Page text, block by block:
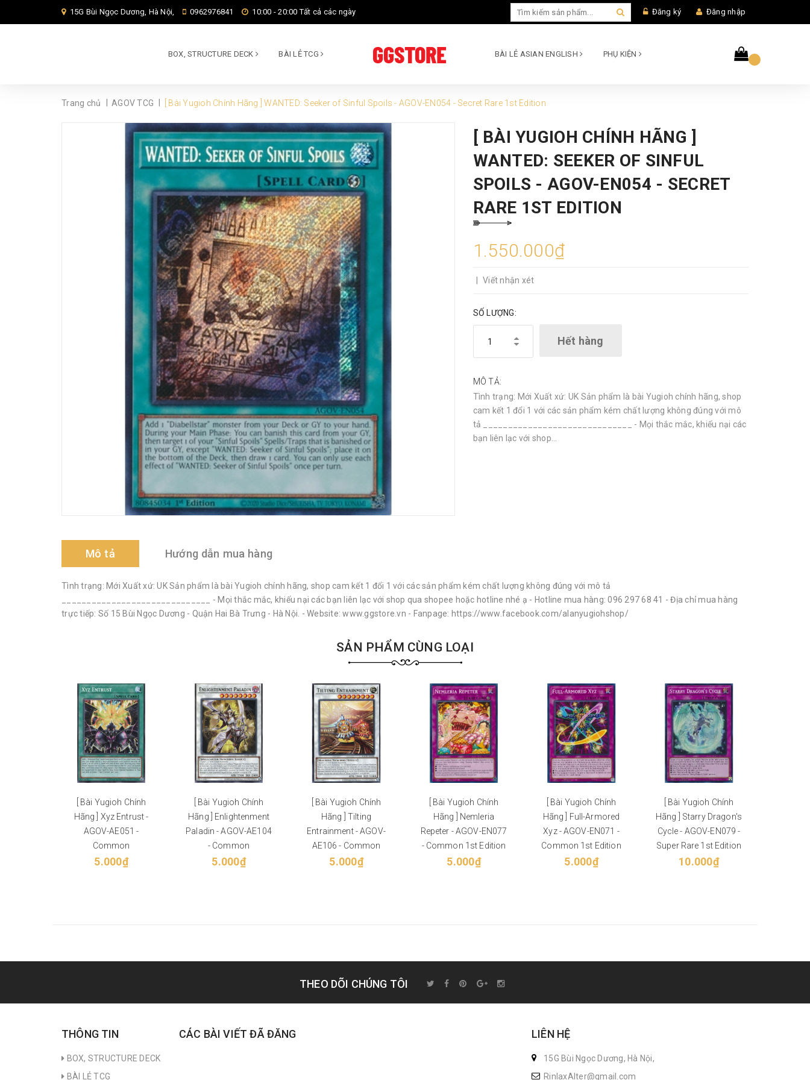
15G Bùi Ngọc Dương, Hà Nội, 0962976841 10:00 - 20:00 Tất cả các ngày Đăng ký Đăng nhập
BOX, STRUCTURE DECK BÀI LẺ TCG BÀI LẺ ASIAN ENGLISH PHỤ KIỆN
Trang chủ AGOV TCG [ Bài Yugioh Chính Hãng ] WANTED: Seeker of Sinful Spoils - AGOV-EN054 - Secret Rare 1st Edition
[ BÀI YUGIOH CHÍNH HÃNG ]
WANTED: SEEKER OF SINFUL
SPOILS - AGOV-EN054 - SECRET
RARE 1ST EDITION
1.550.000₫
Viết nhận xét
SỐ LƯỢNG:
Hết hàng
MÔ TẢ:
Tình trạng: Mới Xuất xứ: UK Sản phẩm là bài Yugioh chính hãng, shop
cam kết 1 đổi 1 với các sản phẩm kém chất lượng không đúng với mô
tả ______________________________ - Mọi thắc mắc, khiếu nại các
bạn liên lạc với shop...
Mô tả Hướng dẫn mua hàng
Tình trạng: Mới Xuất xứ: UK Sản phẩm là bài Yugioh chính hãng, shop cam kết 1 đổi 1 với các sản phẩm kém chất lượng không đúng với mô tả
______________________________ - Mọi thắc mắc, khiếu nại các bạn liên lạc với shop qua shopee hoặc hotline nhé ạ - Hotline mua hàng: 096 297 68 41 - Địa chỉ mua hàng
trực tiếp: Số 15 Bùi Ngọc Dương - Quận Hai Bà Trưng - Hà Nội. - Website: www.ggstore.vn - Fanpage: https://www.facebook.com/alanyugiohshop/
SẢN PHẨM CÙNG LOẠI
[ Bài Yugioh Chính
Hãng ] Xyz Entrust -
AGOV-AE051 -
Common
5.000₫
[ Bài Yugioh Chính
Hãng ] Enlightenment
Paladin - AGOV-AE104
- Common
5.000₫
[ Bài Yugioh Chính
Hãng ] Tilting
Entrainment - AGOV-
AE106 - Common
5.000₫
[ Bài Yugioh Chính
Hãng ] Nemleria
Repeter - AGOV-EN077
- Common 1st Edition
5.000₫
[ Bài Yugioh Chính
Hãng ] Full-Armored
Xyz - AGOV-EN071 -
Common 1st Edition
5.000₫
[ Bài Yugioh Chính
Hãng ] Starry Dragon's
Cycle - AGOV-EN079 -
Super Rare 1st Edition
10.000₫
THEO DÕI CHÚNG TÔI
THÔNG TIN
BOX, STRUCTURE DECK
BÀI LẺ TCG
CÁC BÀI VIẾT ĐÃ ĐĂNG LIÊN HỆ
15G Bùi Ngọc Dương, Hà Nội,
RinlaxAlter@gmail.com